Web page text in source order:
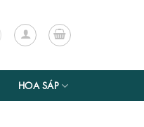
HOA SÁP